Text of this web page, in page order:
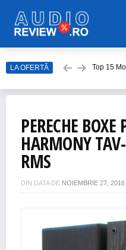
LA OFERTĂ Top 10
Top 15
PERECHE
HARMONY
RMS
DIN DATA DE NOIEMBRIE 27, 2016